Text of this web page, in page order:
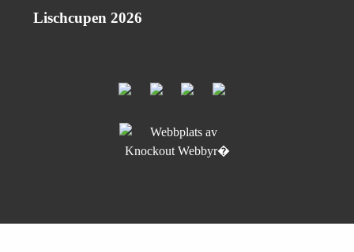
Lischcupen 2026